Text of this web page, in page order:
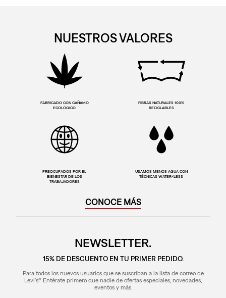
NUESTROS VALORES
FABRICADO CON CAÑAMO
ECOLÓGICO
FIBRAS NATURALES 100%
RECICLABLES
PREOCUPADOS POR EL
BIENESTAR DE LOS
TRABAJADORES
USAMOS MENOS AGUA CON
TÉCNICAS WATER<LESS
CONOCE MÁS
NEWSLETTER.
15% DE DESCUENTO EN TU PRIMER PEDIDO.
Para todos los nuevos usuarios que se suscriban a la lista de correo de
Levi's® Entérate primero que nadie de ofertas especiales, novedades,
eventos y más.